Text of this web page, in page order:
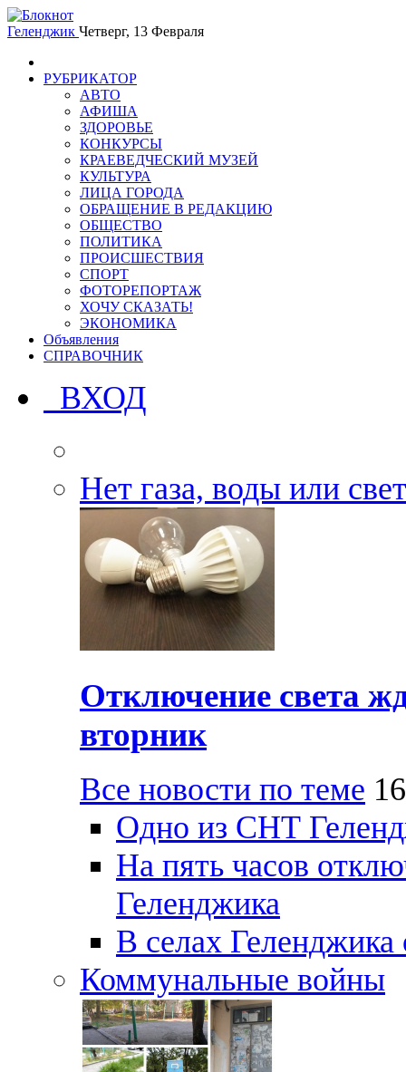
Геленджик Четверг, 13 Февраля
РУБРИКАТОР
АВТО
АФИША
ЗДОРОВЬЕ
КОНКУРСЫ
КРАЕВЕДЧЕСКИЙ МУЗЕЙ
КУЛЬТУРА
ЛИЦА ГОРОДА
ОБРАЩЕНИЕ В РЕДАКЦИЮ
ОБЩЕСТВО
ПОЛИТИКА
ПРОИСШЕСТВИЯ
СПОРТ
ФОТОРЕПОРТАЖ
ХОЧУ СКАЗАТЬ!
ЭКОНОМИКА
Объявления
СПРАВОЧНИК
ВХОД
Нет газа, воды или
Отключение света
вторник
Все новости по теме
Одно из СНТ
На пять часов
Геленджика
В селах Геленджика
Коммунальные войны